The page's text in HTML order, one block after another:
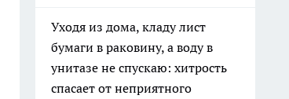
Уходя из дома, кладу лист
бумаги в раковину, а воду в
унитазе не спускаю: хитрость
спасает от неприятного